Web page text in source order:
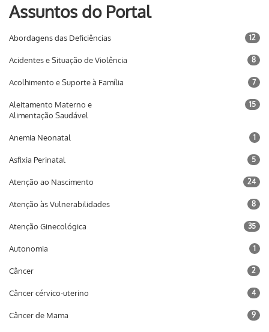
Assuntos do Portal
Abordagens das Deficiências 12
Acidentes e Situação de Violência 8
Acolhimento e Suporte à Família 7
Aleitamento Materno e
Alimentação Saudável
15
Anemia Neonatal 1
Asfixia Perinatal 5
Atenção ao Nascimento 24
Atenção às Vulnerabilidades 8
Atenção Ginecológica 35
Autonomia 1
Câncer 2
Câncer cérvico-uterino 4
Câncer de Mama 9